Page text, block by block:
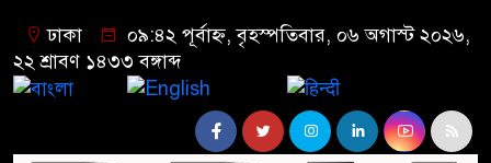
ঢাকা
০৯:৪২ পূর্বাহ্ন, বৃহস্পতিবার, ০৬ অগাস্ট ২০২৬,
২২ শ্রাবণ ১৪৩৩ বঙ্গাব্দ